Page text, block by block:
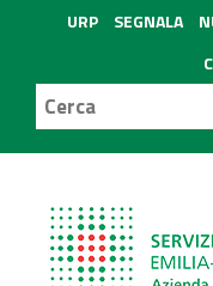
URP SEGNALA